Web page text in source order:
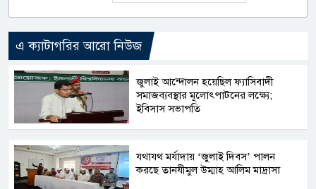
এ ক্যাটাগরির আরো নিউজ
জুলাই আন্দোলন হয়েছিল ফ্যাসিবাদী
সমাজব্যবস্থার মূলোৎপাটনের লক্ষ্যে;
ইবিসাস সভাপতি
যথাযথ মর্যাদায় ‘জুলাই দিবস’ পালন
করছে তানযীমুল উম্মাহ আলিম মাদ্রাসা